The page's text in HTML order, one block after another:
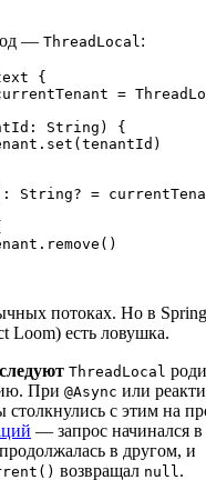
— ThreadLocal:
{
=
String) {
String? =
потоках. Но в
Loom) есть ловушка.
ThreadLocal
При @Async или
столкнулись с этим на
— запрос начинался
в другом, и
возвращал null.